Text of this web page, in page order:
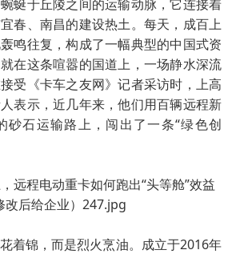
蜒于丘陵之间的运输动脉，它连接着
春、南昌的建设热土。每天，成百上
鸣往复，构成了一幅典型的中国式资
在这条喧嚣的国道上，一场静水深流
受《卡车之友网》记者采访时，上高
表示，近几年来，他们用百辆远程新
砂石运输路上，闯出了一条“绿色创
着锦，而是烈火烹油。成立于2016年